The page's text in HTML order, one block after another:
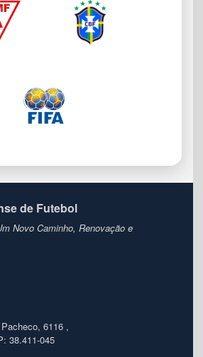
de Futebol
Novo Caminho, Renovação e
6116 ,
38.411-045